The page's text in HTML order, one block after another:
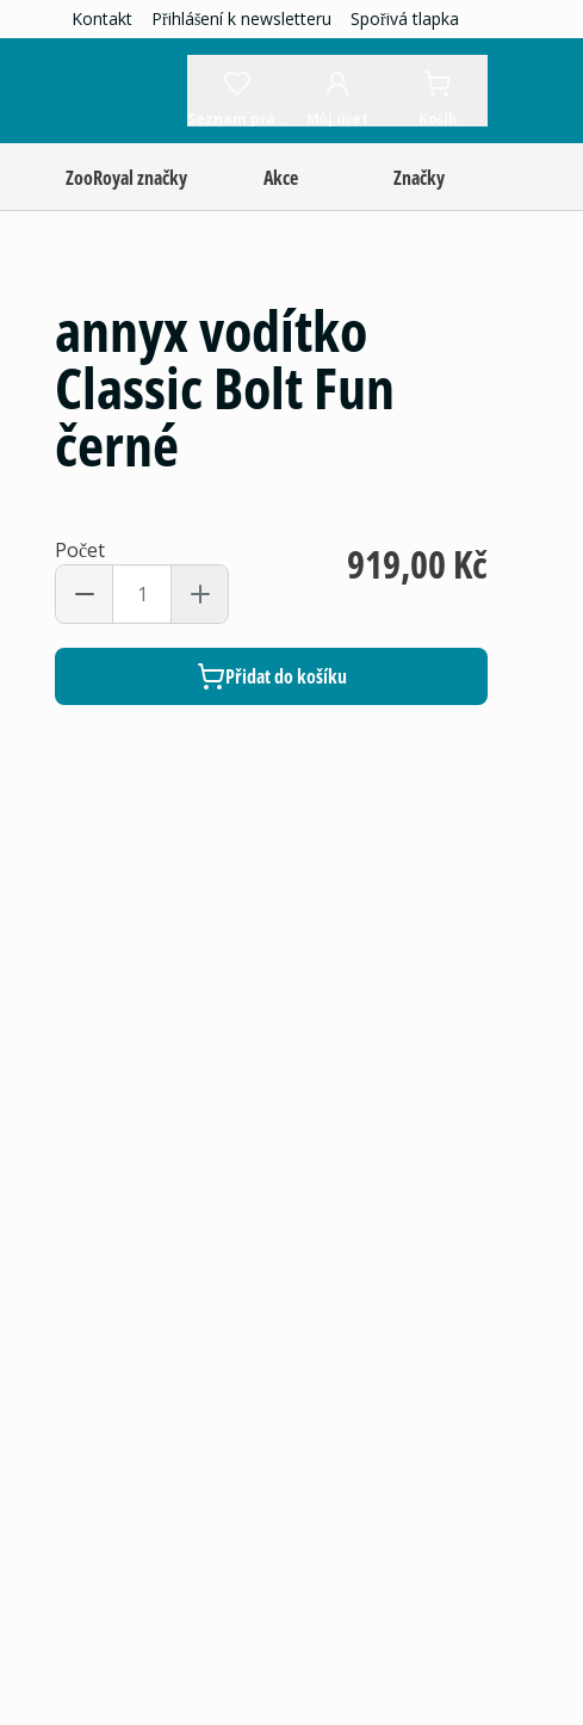
Kontakt Přihlášení k newsletteru Spořivá tlapka
ZooRoyal značky Akce Značky
annyx vodítko
Classic Bolt Fun
černé
Počet 919,00 Kč
Přidat do košíku